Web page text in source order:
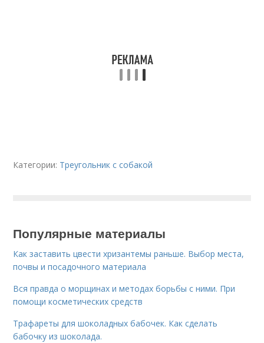
Категории: Треугольник с собакой
Популярные материалы
Как заставить цвести хризантемы раньше. Выбор места,
почвы и посадочного материала
Вся правда о морщинах и методах борьбы с ними. При
помощи косметических средств
Трафареты для шоколадных бабочек. Как сделать
бабочку из шоколада.